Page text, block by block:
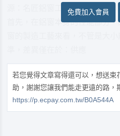
源：名匠鋁窗工藝 一、選定品
首先，在鋁窗本身的性能部分
免費加入會員
若您覺得文章寫得還可以，想送束
助，謝謝您讓我們能走更遠的路，
https://p.ecpay.com.tw/B0A544A